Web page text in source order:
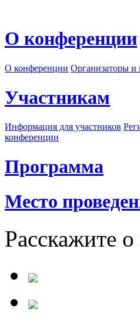
О конференции
О конференции Организаторы и
Участникам
Информация для участников
конференции
Программа
Место
Расскажите